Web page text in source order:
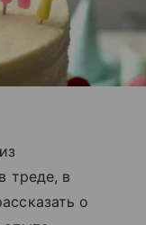
треде, в
о